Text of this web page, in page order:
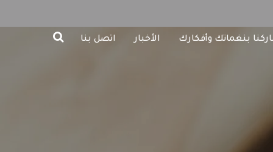
بنغماتك وأفكارك الأخبار اتصل بنا